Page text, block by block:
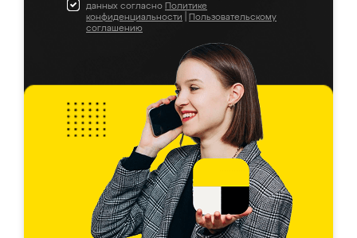
данных согласно Политике
конфиденциальности
Пользовательскому
соглашению